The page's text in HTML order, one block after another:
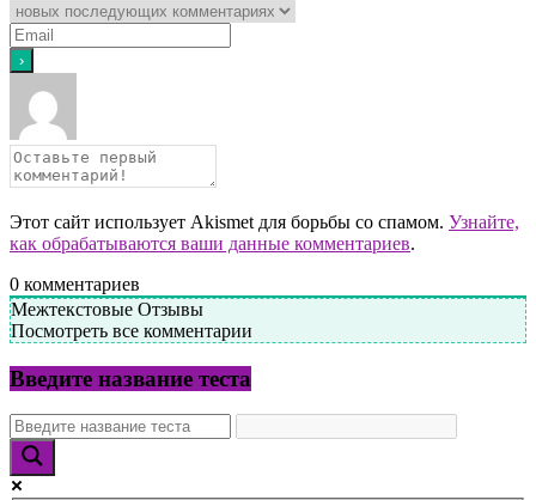
Этот сайт использует Akismet для борьбы со спамом. Узнайте,
как обрабатываются ваши данные комментариев.
0 комментариев
Межтекстовые Отзывы
Посмотреть все комментарии
Введите название теста